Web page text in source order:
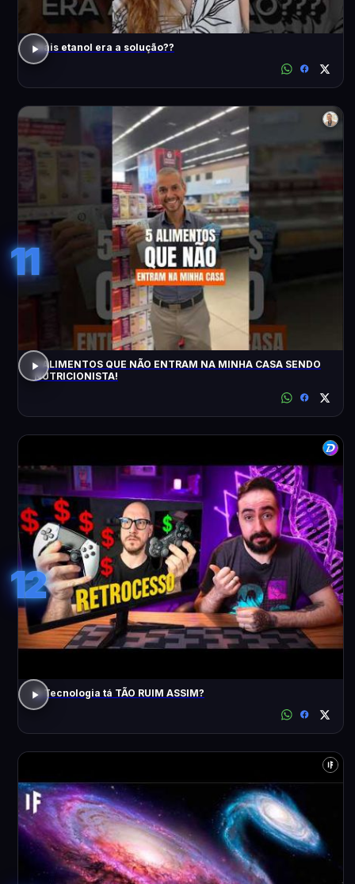
Mais etanol era a solução??
11
5 ALIMENTOS QUE NÃO ENTRAM NA MINHA CASA SENDO
NUTRICIONISTA!
12
A Tecnologia tá TÃO RUIM ASSIM?